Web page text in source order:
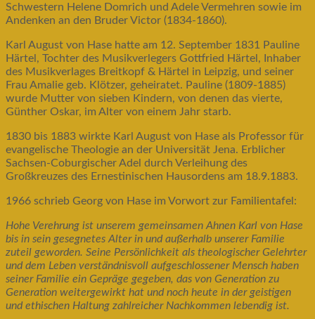
Schwestern Helene Domrich und Adele Vermehren sowie im
Andenken an den Bruder Victor (1834-1860).
Karl August von Hase hatte am 12. September 1831 Pauline
Härtel, Tochter des Musikverlegers Gottfried Härtel, Inhaber
des Musikverlages Breitkopf & Härtel in Leipzig, und seiner
Frau Amalie geb. Klötzer, geheiratet. Pauline (1809-1885)
wurde Mutter von sieben Kindern, von denen das vierte,
Günther Oskar, im Alter von einem Jahr starb.
1830 bis 1883 wirkte Karl August von Hase als Professor für
evangelische Theologie an der Universität Jena. Erblicher
Sachsen-Coburgischer Adel durch Verleihung des
Großkreuzes des Ernestinischen Hausordens am 18.9.1883.
1966 schrieb Georg von Hase im Vorwort zur Familientafel:
Hohe Verehrung ist unserem gemeinsamen Ahnen Karl von Hase
bis in sein gesegnetes Alter in und außerhalb unserer Familie
zuteil geworden. Seine Persönlichkeit als theologischer Gelehrter
und dem Leben verständnisvoll aufgeschlossener Mensch haben
seiner Familie ein Gepräge gegeben, das von Generation zu
Generation weitergewirkt hat und noch heute in der geistigen
und ethischen Haltung zahlreicher Nachkommen lebendig ist.